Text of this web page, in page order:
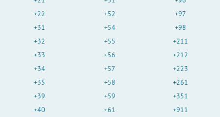
+22
+31
+32
+33
+34
+35
+39
+40
+52
+54
+55
+56
+57
+58
+59
+61
+97
+98
+211
+212
+223
+261
+351
+911